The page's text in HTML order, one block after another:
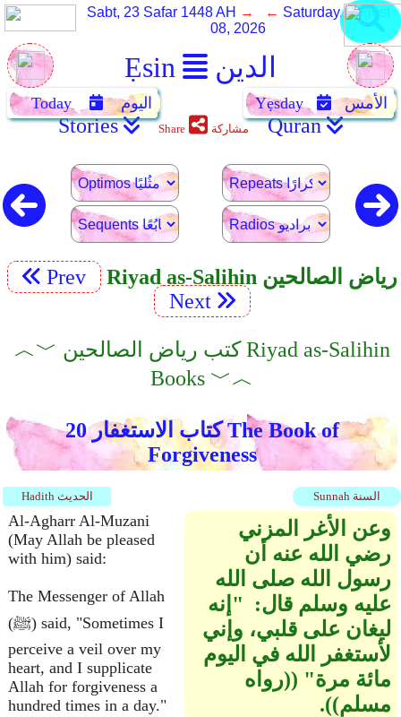
Ẹsin الدين
Sabt, 23 Safar 1448 AH → ← Saturday, August
08, 2026
Today اليوم Yẹsday الأمس
Stories Share مشاركة Quran
Prev
Riyad as-Salihin رياض الصالحين
Next
︿﹀ كتب رياض الصالحين Riyad as-Salihin
Books ﹀︿
كتاب الاستغفار 20 The Book of
Forgiveness
Sunnah السنة Hadith الحديث
Al-Agharr Al-Muzani
(May Allah be pleased
with him) said:
The Messenger of Allah
(ﷺ) said, "Sometimes I
perceive a veil over my
heart, and I supplicate
Allah for forgiveness a
hundred times in a day."
وعن الأغر المزني
رضي الله عنه أن
رسول الله صلى الله
عليه وسلم قال‏:‏ ‏ "‏إنه
ليغان على قلبي، وإني
لأستغفر الله في اليوم
مائة مرة‏"‏ ‏(‏‏(‏رواه
مسلم‏)‏‏)‏‏.‏